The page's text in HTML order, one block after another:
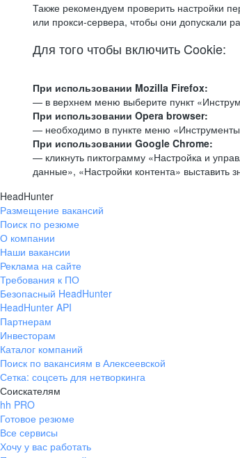
Также рекомендуем проверить настройки
или прокси-сервера, чтобы они допускали
Для того чтобы включить Cookie:
При использовании Mozilla Firefox:
— в верхнем меню выберите пункт
При использовании Opera browser:
— необходимо в пункте меню
При использовании Google Chrome:
— кликнуть пиктограмму «Настройка и
данные», «Настройки контента» выставить
HeadHunter
Размещение вакансий
Поиск по резюме
О компании
Наши вакансии
Реклама на сайте
Требования к ПО
Безопасный HeadHunter
HeadHunter API
Партнерам
Инвесторам
Каталог компаний
Поиск по вакансиям в Алексеевской
Сетка: соцсеть для нетворкинга
Соискателям
hh PRO
Готовое резюме
Все сервисы
Хочу у вас работать